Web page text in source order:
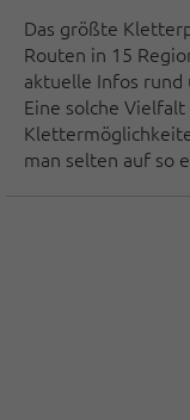
Das größte
Routen in 15
aktuelle Infos
Eine solche
man selten auf so